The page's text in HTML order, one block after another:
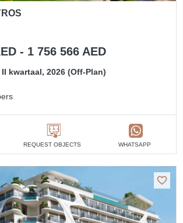
- 1 756 566 AED
II kwartaal, 2026 (Off-Plan)
REQUEST OBJECTS WHATSAPP